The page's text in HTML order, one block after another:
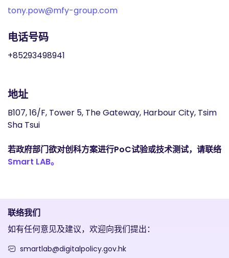
tony.pow@mfy-group.com
电话号码
+85293498941
地址
B107, 16/F, Tower 5, The Gateway, Harbour City, Tsim
Sha Tsui
若政府部门欲对创科方案进行PoC试验或技术测试，请联络
Smart LAB。
联络我们
如有任何意见及建议，欢迎向我们提出：
smartlab@digitalpolicy.gov.hk